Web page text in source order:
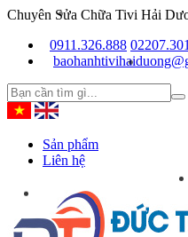
Chuyên Sửa Chữa Tivi Hải
0911.326.888
Sản phẩm
Liên hệ